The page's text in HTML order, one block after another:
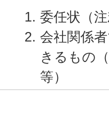
委任状（
会社関係
きるもの
等）